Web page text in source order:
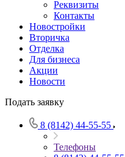
Реквизиты
Контакты
Новостройки
Вторичка
Отделка
Для бизнеса
Акции
Новости
Подать заявку
8 (8142) 44-55-55
Телефоны